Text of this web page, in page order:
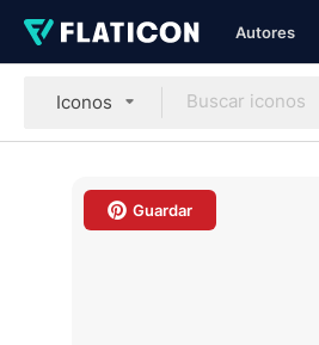
Autores
Iconos
Guardar